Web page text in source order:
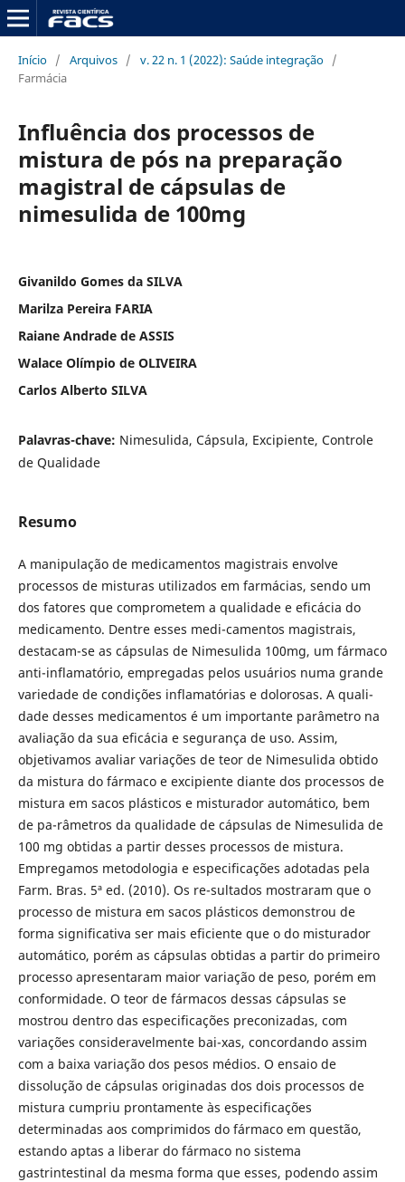
Início / Arquivos / v. 22 n. 1 (2022): Saúde integração /
Farmácia
Influência dos processos de
mistura de pós na preparação
magistral de cápsulas de
nimesulida de 100mg
Givanildo Gomes da SILVA
Marilza Pereira FARIA
Raiane Andrade de ASSIS
Walace Olímpio de OLIVEIRA
Carlos Alberto SILVA
Palavras-chave: Nimesulida, Cápsula, Excipiente, Controle
de Qualidade
Resumo
A manipulação de medicamentos magistrais envolve
processos de misturas utilizados em farmácias, sendo um
dos fatores que comprometem a qualidade e eficácia do
medicamento. Dentre esses medi-camentos magistrais,
destacam-se as cápsulas de Nimesulida 100mg, um fármaco
anti-inflamatório, empregadas pelos usuários numa grande
variedade de condições inflamatórias e dolorosas. A quali-
dade desses medicamentos é um importante parâmetro na
avaliação da sua eficácia e segurança de uso. Assim,
objetivamos avaliar variações de teor de Nimesulida obtido
da mistura do fármaco e excipiente diante dos processos de
mistura em sacos plásticos e misturador automático, bem
de pa-râmetros da qualidade de cápsulas de Nimesulida de
100 mg obtidas a partir desses processos de mistura.
Empregamos metodologia e especificações adotadas pela
Farm. Bras. 5ª ed. (2010). Os re-sultados mostraram que o
processo de mistura em sacos plásticos demonstrou de
forma significativa ser mais eficiente que o do misturador
automático, porém as cápsulas obtidas a partir do primeiro
processo apresentaram maior variação de peso, porém em
conformidade. O teor de fármacos dessas cápsulas se
mostrou dentro das especificações preconizadas, com
variações consideravelmente bai-xas, concordando assim
com a baixa variação dos pesos médios. O ensaio de
dissolução de cápsulas originadas dos dois processos de
mistura cumpriu prontamente às especificações
determinadas aos comprimidos do fármaco em questão,
estando aptas a liberar do fármaco no sistema
gastrintestinal da mesma forma que esses, podendo assim